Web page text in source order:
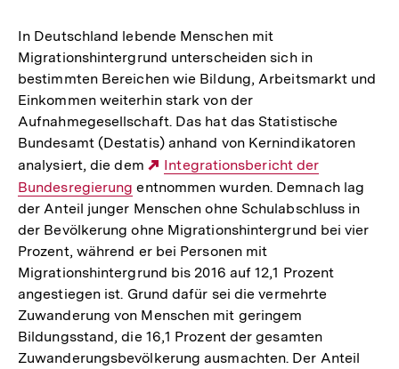
In Deutschland lebende Menschen mit
Migrationshintergrund unterscheiden sich in
bestimmten Bereichen wie Bildung, Arbeitsmarkt und
Einkommen weiterhin stark von der
Aufnahmegesellschaft. Das hat das Statistische
Bundesamt (Destatis) anhand von Kernindikatoren
analysiert, die dem
Externer
Link:
Integrationsbericht der
Bundesregierung entnommen wurden. Demnach lag
der Anteil junger Menschen ohne Schulabschluss in
der Bevölkerung ohne Migrationshintergrund bei vier
Prozent, während er bei Personen mit
Migrationshintergrund bis 2016 auf 12,1 Prozent
angestiegen ist. Grund dafür sei die vermehrte
Zuwanderung von Menschen mit geringem
Bildungsstand, die 16,1 Prozent der gesamten
Zuwanderungsbevölkerung ausmachten. Der Anteil